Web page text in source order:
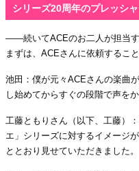
シリーズ20周年のプレッシ
――続いてACEのお二人が担当す
まずは、ACEさんに依頼するこ
池田：僕が元々ACEさんの楽曲
し始めてからすぐの段階で声を
工藤ともりさん（以下、工藤）
エ」シリーズに対するイメージ
ととおり見せていただきました。